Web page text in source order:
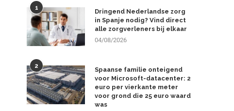
1
Dringend Nederlandse zorg
in Spanje nodig? Vind direct
alle zorgverleners bij elkaar
04/08/2026
2
Spaanse familie onteigend
voor Microsoft-datacenter: 2
euro per vierkante meter
voor grond die 25 euro waard
was